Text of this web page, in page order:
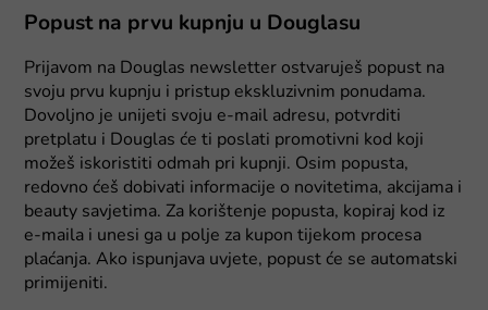
Popust na prvu kupnju u Douglasu
Prijavom na Douglas newsletter ostvaruješ popust na
svoju prvu kupnju i pristup ekskluzivnim ponudama.
Dovoljno je unijeti svoju e-mail adresu, potvrditi
pretplatu i Douglas će ti poslati promotivni kod koji
možeš iskoristiti odmah pri kupnji. Osim popusta,
redovno ćeš dobivati informacije o novitetima, akcijama i
beauty savjetima. Za korištenje popusta, kopiraj kod iz
e-maila i unesi ga u polje za kupon tijekom procesa
plaćanja. Ako ispunjava uvjete, popust će se automatski
primijeniti.